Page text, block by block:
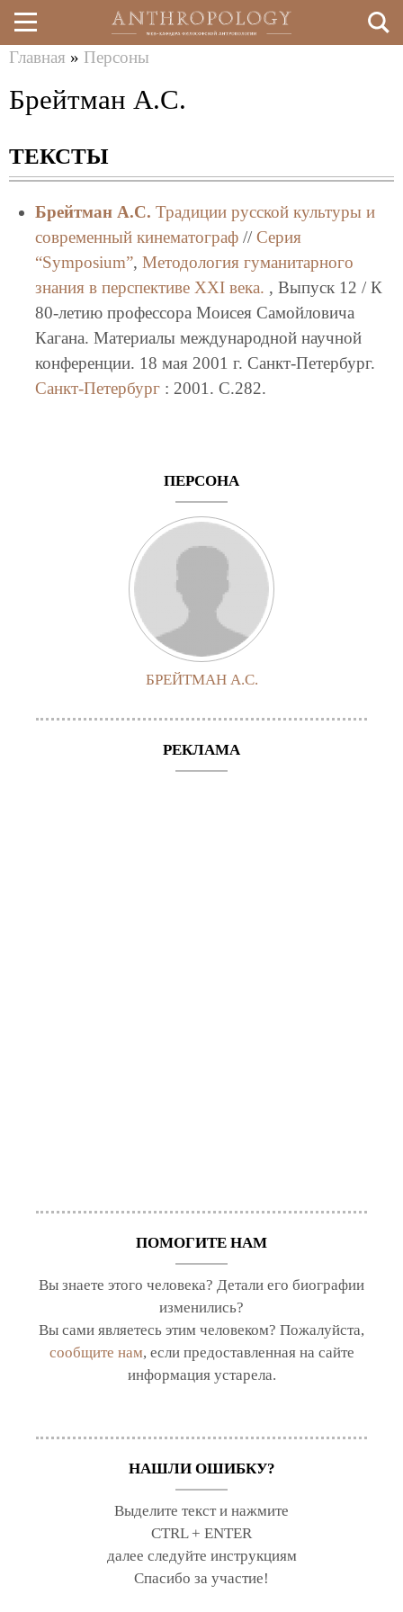
Перейти
к
содержанию
здесь
Главная » Персоны
Брейтман А.С.
ТЕКСТЫ
Брейтман А.С. Традиции русской культуры и
современный кинематограф// Серия
“Symposium”, Методология гуманитарного
знания в перспективе XXI века. , Выпуск 12 / К
80-летию профессора Моисея Самойловича
Кагана. Материалы международной научной
конференции. 18 мая 2001 г. Санкт-Петербург.
Санкт-Петербург: 2001. C.282.
ПЕРСОНА
БРЕЙТМАН А.С.
РЕКЛАМА
ПОМОГИТЕ НАМ
Вы знаете этого человека? Детали его биографии
изменились?
Вы сами являетесь этим человеком? Пожалуйста,
сообщите нам, если предоставленная на сайте
информация устарела.
НАШЛИ ОШИБКУ?
Выделите текст и нажмите
CTRL + ENTER
далее следуйте инструкциям
Спасибо за участие!